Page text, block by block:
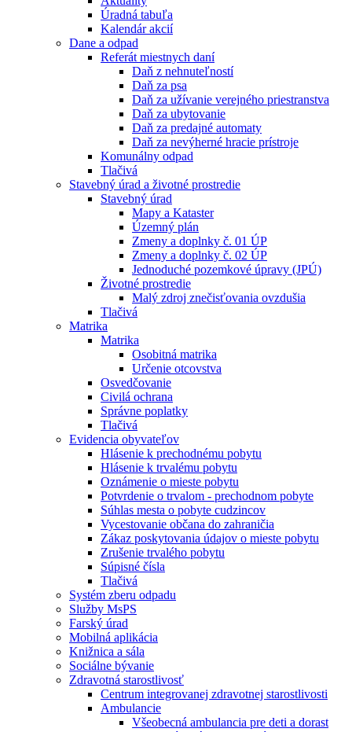
Úradná tabuľa
Kalendár akcií
Dane a odpad
Referát miestnych daní
Daň z nehnuteľností
Daň za psa
Daň za užívanie verejného priestranstva
Daň za ubytovanie
Daň za predajné automaty
Daň za nevýherné hracie prístroje
Komunálny odpad
Tlačivá
Stavebný úrad a životné prostredie
Stavebný úrad
Mapy a Kataster
Územný plán
Zmeny a doplnky č. 01 ÚP
Zmeny a doplnky č. 02 ÚP
Jednoduché pozemkové úpravy (JPÚ)
Životné prostredie
Malý zdroj znečisťovania ovzdušia
Tlačivá
Matrika
Matrika
Osobitná matrika
Určenie otcovstva
Osvedčovanie
Civilá ochrana
Správne poplatky
Tlačivá
Evidencia obyvateľov
Hlásenie k prechodnému pobytu
Hlásenie k trvalému pobytu
Oznámenie o mieste pobytu
Potvrdenie o trvalom - prechodnom pobyte
Súhlas mesta o pobyte cudzincov
Vycestovanie občana do zahraničia
Zákaz poskytovania údajov o mieste pobytu
Zrušenie trvalého pobytu
Súpisné čísla
Tlačivá
Systém zberu odpadu
Služby MsPS
Farský úrad
Mobilná aplikácia
Knižnica a sála
Sociálne bývanie
Zdravotná starostlivosť
Centrum integrovanej zdravotnej starostlivosti
Ambulancie
Všeobecná ambulancia pre deti a dorast